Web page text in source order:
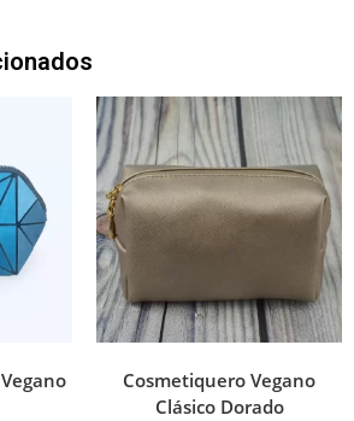
Cosmetiquero Vegano
Clásico Dorado